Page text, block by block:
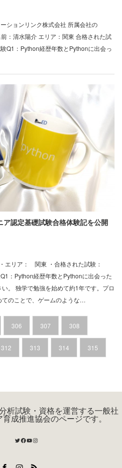
ションリンク株式会社 所属会社の
：清水陽介 エリア：関東 合格された試
Q1：Python経歴年数とPythonに出会っ
認定基礎試験合格体験記を公開
エリア： 関東 ・合格された試験：
：Python経歴年数とPythonに出会った
。 独学で勉強を始めて約1年です。プロ
てのことで、ゲームのような…
306 307 308
312 313 314 315
析試験・資格を運営する一般社
成推進協会のページです。
Twitter
Facebook
YouTube
Instagram